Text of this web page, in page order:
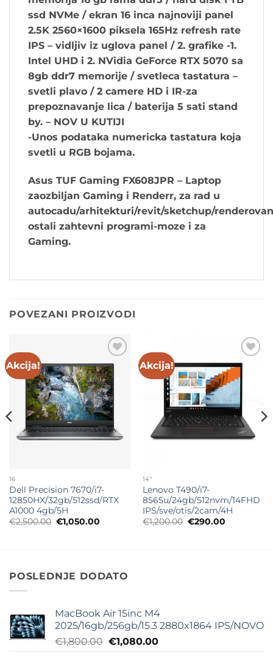
ssd NVMe / ekran 16 inca najnoviji panel
2.5K 2560×1600 piksela 165Hz refresh rate
IPS – vidljiv iz uglova panel / 2. grafike -1.
Intel UHD i 2. NVidia GeForce RTX 5070 sa
8gb ddr7 memorije / svetleca tastatura –
svetli plavo / 2 camere HD i IR-za
prepoznavanje lica / baterija 5 sati stand
by. – NOV U KUTIJI
-Unos podataka numericka tastatura koja
svetli u RGB bojama.
Asus TUF Gaming FX608JPR – Laptop
zaozbiljan Gaming i Renderr, za rad u
autocadu/arhitekturi/revit/sketchup/
ostali zahtevni programi-moze i za
Gaming.
POVEZANI PROIZVODI
Akcija!
Add to
wishlist
16
Dell Precision 7670/i7-
12850HX/32gb/512ssd/RTX
A1000 4gb/5H
€2,500.00 Originalna
cena
€1,050.00Trenutna
Akcija!
Add to
14"
Lenovo T490/i7-
8565u/24gb/512nvm/14FHD
IPS/sve/otis/2cam/4H
€1,200.00 Originalna
€290.00Trenutna
POSLEDNJE DODATO
MacBook Air 15inc M4
2025/16gb/256gb/15.3 2880x1864 IPS/NOVO
€1,800.00 Originalna
€1,080.00Trenutna